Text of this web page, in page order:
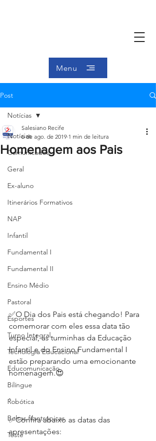
Menu
Post
Notícias
Comunicados
Geral
Ex-aluno
Itinerários Formativos
NAP
Infantil
Fundamental I
Fundamental II
Ensino Médio
Pastoral
Esportes
Turno Integral
Tecnologia Educacional
Educomunicação
Bilíngue
Robótica
Bolsas filantrópicas
Teste
Notícias
Homenagem aos Pais
Salesiano Recife
6 de ago. de 2019 1 min de leitura
✅O Dia dos Pais está chegando! Para
comemorar com eles essa data tão
especial, as turminhas da Educação
Infantil e do Ensino Fundamental I
estão preparando uma emocionante
homenagem.😍
.
✅Confira abaixo as datas das
apresentações: